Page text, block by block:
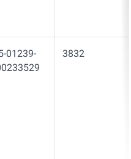
01239-
3832